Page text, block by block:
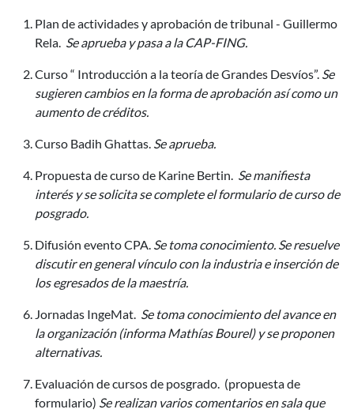
Plan de actividades y aprobación de tribunal - Guillermo
Rela. Se aprueba y pasa a la CAP-FING.
Curso “ Introducción a la teoría de Grandes Desvíos”. Se
sugieren cambios en la forma de aprobación así como un
aumento de créditos.
Curso Badih Ghattas. Se aprueba.
Propuesta de curso de Karine Bertin. Se manifiesta
interés y se solicita se complete el formulario de curso de
posgrado.
Difusión evento CPA. Se toma conocimiento. Se resuelve
discutir en general vínculo con la industria e inserción de
los egresados de la maestría.
Jornadas IngeMat. Se toma conocimiento del avance en
la organización (informa Mathías Bourel) y se proponen
alternativas.
Evaluación de cursos de posgrado. (propuesta de
formulario) Se realizan varios comentarios en sala que